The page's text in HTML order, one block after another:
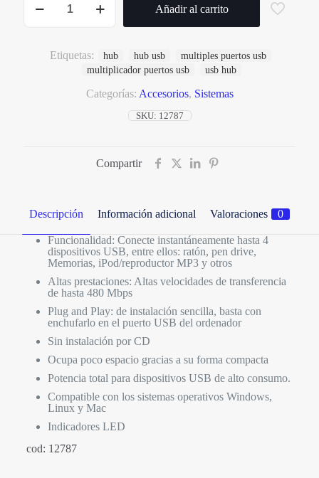
usb
cantidad
Añadir al carrito
SKU: 12787
Categorías: Accesorios, Sistemas
Etiquetas: hub hub usb
multiples puertos usb
multiplicador puertos usb
usb hub
Compartir
Descripción Información adicional Valoraciones 0
Funcionalidad: Conecte instantáneamente hasta 4
dispositivos USB, entre ellos: ratón, pen drive,
Memorias, iPod/reproductor MP3 y otros
Altas prestaciones: Altas velocidades de transferencia
de hasta 480 Mbps
Plug and Play: de instalación sencilla, basta con
enchufarlo en el puerto USB del ordenador
Sin instalación por CD
Ocupa poco espacio gracias a su forma compacta
Potencia total para dispositivos USB de alto consumo.
Compatible con los sistemas operativos Windows,
Linux y Mac
Indicadores LED
cod: 12787